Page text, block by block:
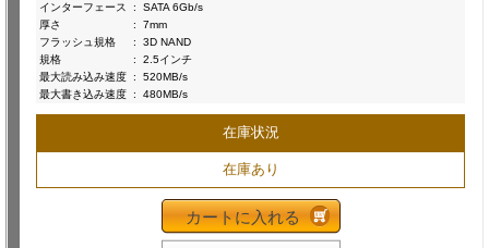
インターフェース
:
SATA 6Gb/s
厚さ
:
7mm
フラッシュ規格
:
3D NAND
規格
:
2.5インチ
最大読み込み速度 :
520MB/s
最大書き込み速度 : 480MB/s
在庫状況
在庫あり
カートに入れる